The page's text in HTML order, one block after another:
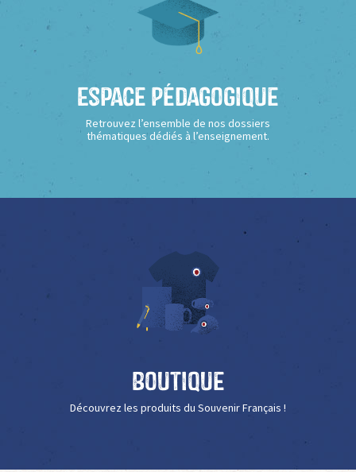
Espace Pédagogique
Retrouvez l’ensemble de nos dossiers
thématiques dédiés à l’enseignement.
Boutique
Découvrez les produits du Souvenir Français !